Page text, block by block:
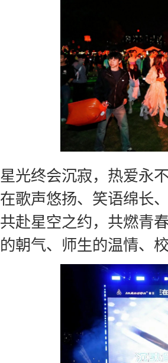
星光终会沉寂，热爱永
在歌声悠扬、笑语绵长
共赴星空之约，共燃青
的朝气、师生的温情、